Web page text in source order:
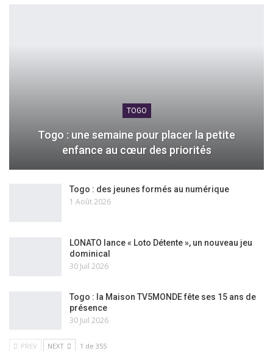
TOGO
Togo : une semaine pour placer la petite
enfance au cœur des priorités
Togo : des jeunes formés au numérique
1 Août 2026
LONATO lance « Loto Détente », un nouveau jeu
dominical
30 Juil 2026
Togo : la Maison TV5MONDE fête ses 15 ans de
présence
30 Juil 2026
PREV NEXT 1 de 355